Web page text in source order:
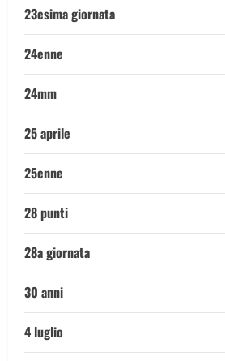
23esima giornata
24enne
24mm
25 aprile
25enne
28 punti
28a giornata
30 anni
4 luglio